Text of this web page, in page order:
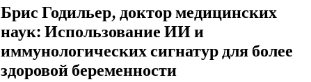
Брис Годильер, доктор медицинских
наук: Использование ИИ и
иммунологических сигнатур для более
здоровой беременности